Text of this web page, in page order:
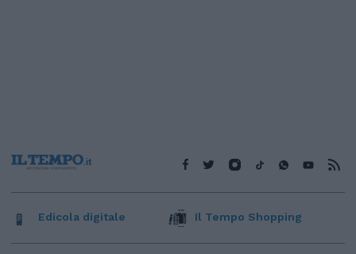
Edicola digitale Il Tempo Shopping